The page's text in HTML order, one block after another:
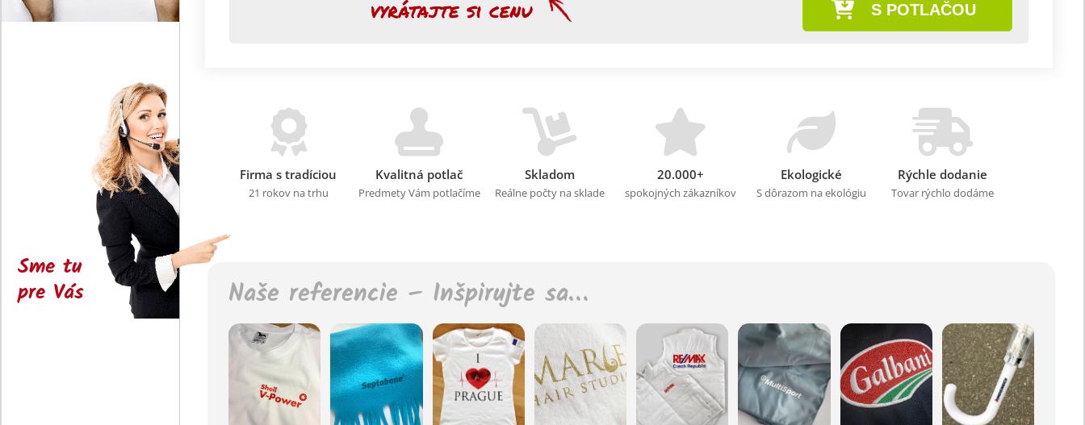
Sme tu
pre Vás
S POTLAČOU
Firma s tradíciou
21 rokov na trhu
Kvalitná potlač
Predmety Vám potlačíme
Skladom
Reálne počty na sklade
20.000+
spokojných zákazníkov
Ekologické
S dôrazom na ekológiu
Rýchle dodanie
Tovar rýchlo dodáme
Naše referencie – Inšpirujte sa…